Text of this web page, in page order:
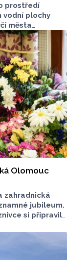
prostředí
vodní plochy
města
mají totiž
Olomouc
zahradnická
jubileum.
si připravila